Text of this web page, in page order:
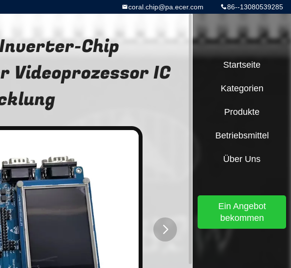
86--13080539285
coral.chip@pa.ecer.com
Chip
IC
Startseite
Kategorien
Produkte
Betriebsmittel
Über Uns
Ein Angebot
bekommen